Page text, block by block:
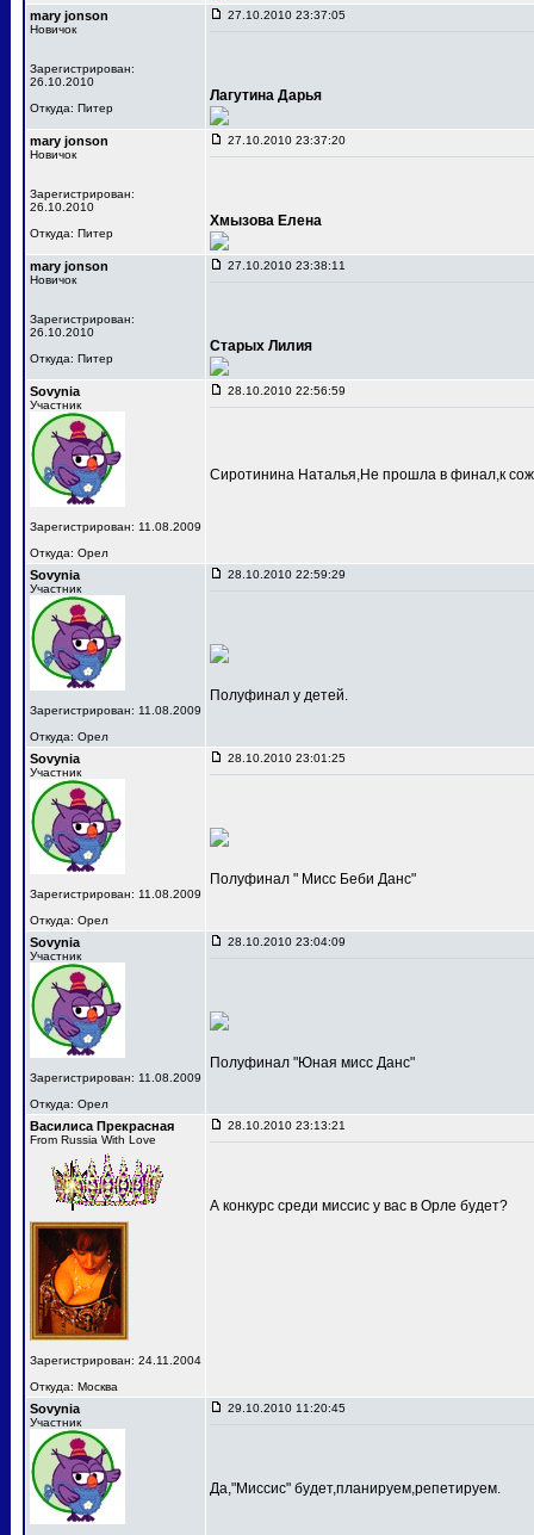
mary jonson
Новичок
Зарегистрирован:
26.10.2010
Откуда: Питер
27.10.2010 23:37:05
Лагутина Дарья
mary jonson
Новичок
Зарегистрирован:
26.10.2010
Откуда: Питер
27.10.2010 23:37:20
Хмызова Елена
mary jonson
Новичок
Зарегистрирован:
26.10.2010
Откуда: Питер
27.10.2010 23:38:11
Старых Лилия
Sovynia
Участник
Зарегистрирован: 11.08.2009
Откуда: Орел
28.10.2010 22:56:59
Сиротинина Наталья,Не прошла в финал,к
Sovynia
Участник
Зарегистрирован: 11.08.2009
Откуда: Орел
28.10.2010 22:59:29
Полуфинал у детей.
Sovynia
Участник
Зарегистрирован: 11.08.2009
Откуда: Орел
28.10.2010 23:01:25
Полуфинал " Мисс Беби Данс"
Sovynia
Участник
Зарегистрирован: 11.08.2009
Откуда: Орел
28.10.2010 23:04:09
Полуфинал "Юная мисс Данс"
Василиса Прекрасная
From Russia With Love
Зарегистрирован: 24.11.2004
Откуда: Москва
28.10.2010 23:13:21
А конкурс среди миссис у вас в Орле будет?
Sovynia
Участник
29.10.2010 11:20:45
Да,"Миссис" будет,планируем,репетируем.